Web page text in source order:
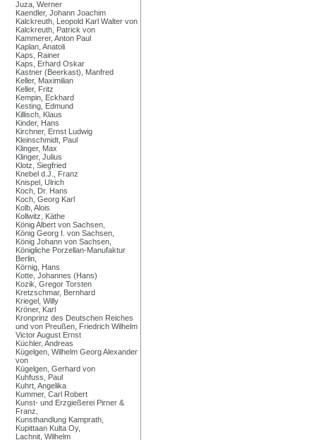
Juza, Werner
Kaendler, Johann Joachim
Kalckreuth, Leopold Karl Walter von
Kalckreuth, Patrick von
Kammerer, Anton Paul
Kaplan, Anatoli
Kaps, Rainer
Kaps, Erhard Oskar
Kastner (Beerkast), Manfred
Keller, Maximilian
Keller, Fritz
Kempin, Eckhard
Kesting, Edmund
Killisch, Klaus
Kinder, Hans
Kirchner, Ernst Ludwig
Kleinschmidt, Paul
Klinger, Max
Klinger, Julius
Klotz, Siegfried
Knebel d.J., Franz
Knispel, Ulrich
Koch, Dr. Hans
Koch, Georg Karl
Kolb, Alois
Kollwitz, Käthe
König Albert von Sachsen,
König Georg I. von Sachsen,
König Johann von Sachsen,
Königliche Porzellan-Manufaktur
Berlin,
Körnig, Hans
Kotte, Johannes (Hans)
Kozik, Gregor Torsten
Kretzschmar, Bernhard
Kriegel, Willy
Kröner, Karl
Kronprinz des Deutschen Reiches
und von Preußen, Friedrich Wilhelm
Victor August Ernst
Küchler, Andreas
Kügelgen, Wilhelm Georg Alexander
von
Kügelgen, Gerhard von
Kuhfuss, Paul
Kuhrt, Angelika
Kummer, Carl Robert
Kunst- und Erzgießerei Pirner &
Franz,
Kunsthandlung Kamprath,
Kupittaan Kulta Oy,
Lachnit, Wilhelm